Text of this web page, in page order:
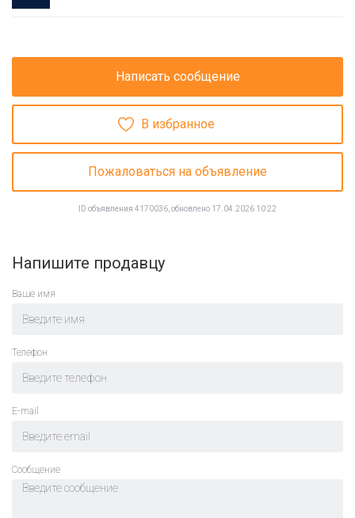
Написать сообщение
В избранное
Пожаловаться на объявление
ID объявления 4170036, обновлено 17.04.2026 10:22
Напишите продавцу
Ваше имя
Телефон
E-mail
Cообщение